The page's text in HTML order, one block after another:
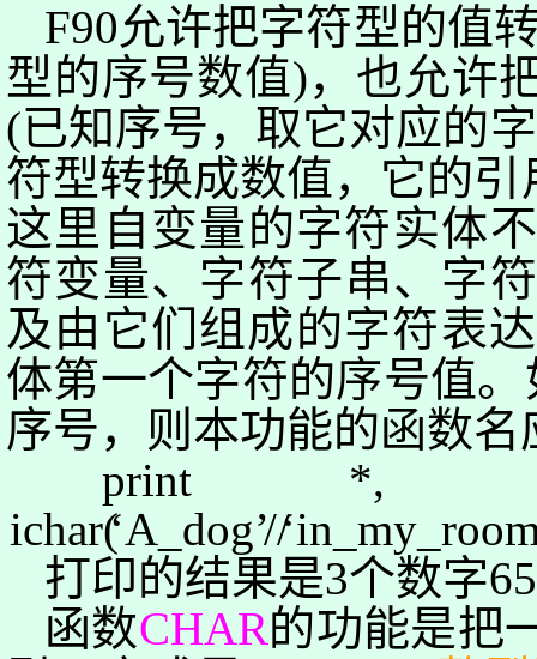
F90允许把字符型的值
型的序号数值)，也允许
(已知序号，取它对应的
符型转换成数值，它的引
这里自变量的字符实体
符变量、 字符子串、字
及由它们组成的字符表
体第一个字符的序号值
序号， 则本功能的函数名
print
ichar(‘A_dog’//‘
打印的结果是3个数字
函数CHAR的功能是把